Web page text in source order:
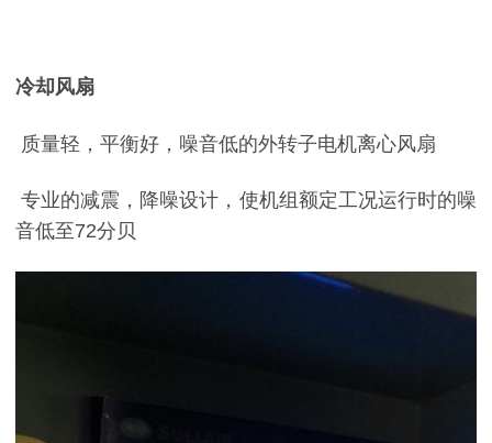
冷却风扇
质量轻，平衡好，噪音低的外转子电机离心风扇
专业的减震，降噪设计，使机组额定工况运行时的噪
音低至72分贝